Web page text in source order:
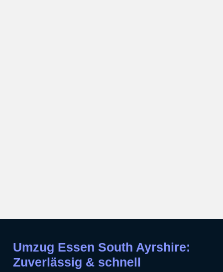
Umzug Essen South Ayrshire:
Zuverlässig & schnell